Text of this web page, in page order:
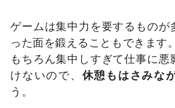
ゲームは集中力を要するものが
った面を鍛えることもできます。
もちろん集中しすぎて仕事に悪
けないので、 休憩もはさみな
う。